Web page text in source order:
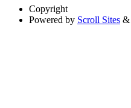
Copyright
Powered by Scroll Sites &